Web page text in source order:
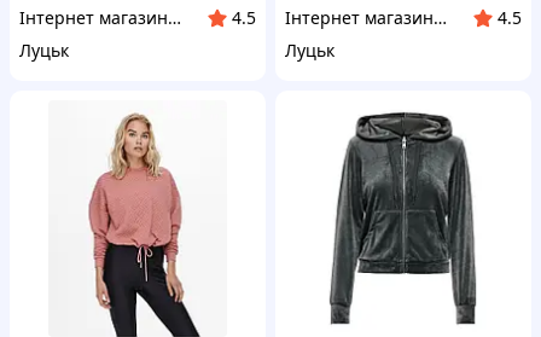
Інтернет магазин LISPO
4.5
Луцьк
Інтернет магазин LISPO
4.5
Луцьк